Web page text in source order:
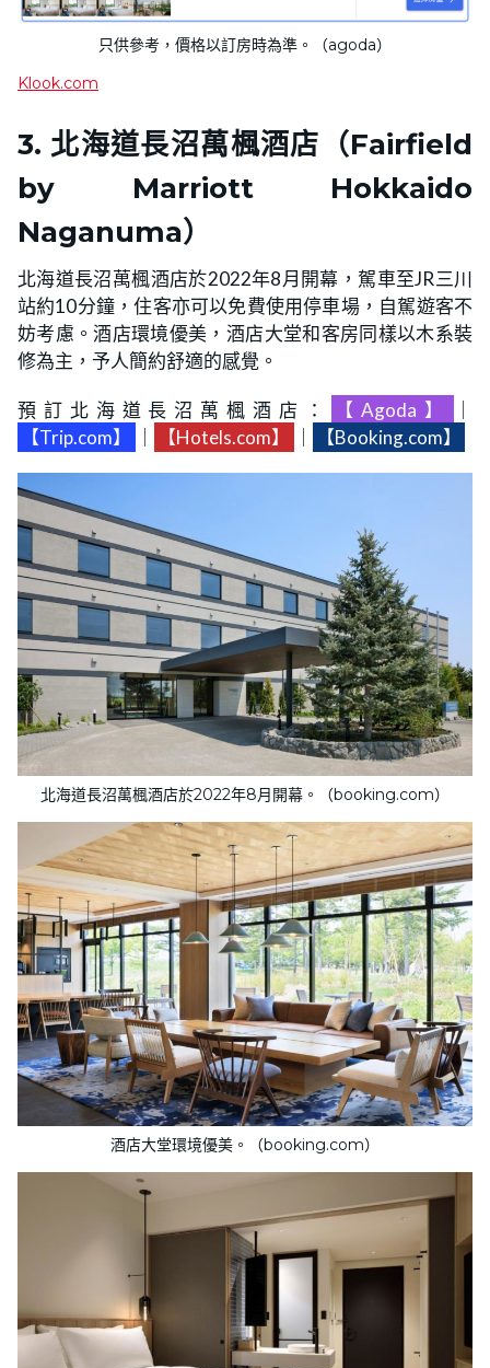
只供參考，價格以訂房時為準。（agoda）
Klook.com
3. 北海道長沼萬楓酒店（Fairfield
by Marriott Hokkaido
Naganuma）
北海道長沼萬楓酒店於2022年8月開幕，駕車至JR三川
站約10分鐘，住客亦可以免費使用停車場，自駕遊客不
妨考慮。酒店環境優美，酒店大堂和客房同樣以木系裝
修為主，予人簡約舒適的感覺。
預訂北海道長沼萬楓酒店： 【Agoda】
【Trip.com】
【Hotels.com】 【Booking.com】
北海道長沼萬楓酒店於2022年8月開幕。（booking.com）
酒店大堂環境優美。（booking.com）